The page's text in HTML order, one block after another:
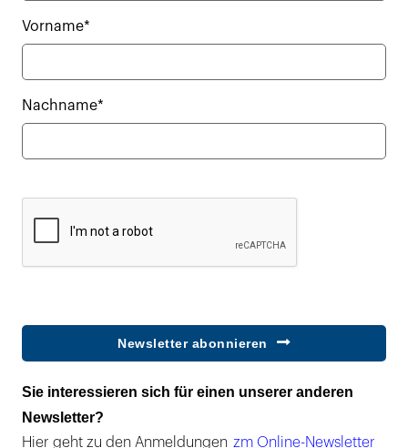
Vorname*
Nachname*
Newsletter abonnieren
Sie interessieren sich für einen unserer anderen
Newsletter?
Hier geht zu den Anmeldungen zm Online-Newsletter